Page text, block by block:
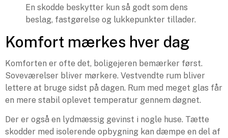
En skodde beskytter kun så godt som dens
beslag, fastgørelse og lukkepunkter tillader.
Komfort mærkes hver dag
Komforten er ofte det, boligejeren bemærker først.
Soveværelser bliver mørkere. Vestvendte rum bliver
lettere at bruge sidst på dagen. Rum med meget glas får
en mere stabil oplevet temperatur gennem døgnet.
Der er også en lydmæssig gevinst i nogle huse. Tætte
skodder med isolerende opbygning kan dæmpe en del af